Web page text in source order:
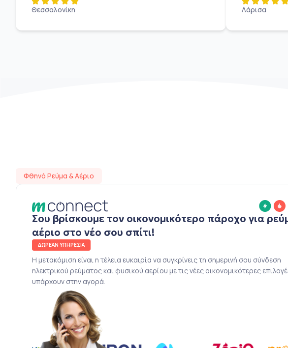
Θεσσαλονίκη Λάρισα
Φθηνό Ρεύμα & Αέριο
Σου βρίσκουμε τον οικονομικότερο πάροχο για
αέριο στο νέο σου σπίτι!
ΔΩΡΕΑΝ ΥΠΗΡΕΣΙΑ
Η μετακόμιση είναι η τέλεια ευκαιρία να συγκρίνεις τη σημερινή σου σύνδεση
ηλεκτρικού ρεύματος και φυσικού αερίου με τις νέες οικονομικότερες
υπάρχουν στην αγορά.